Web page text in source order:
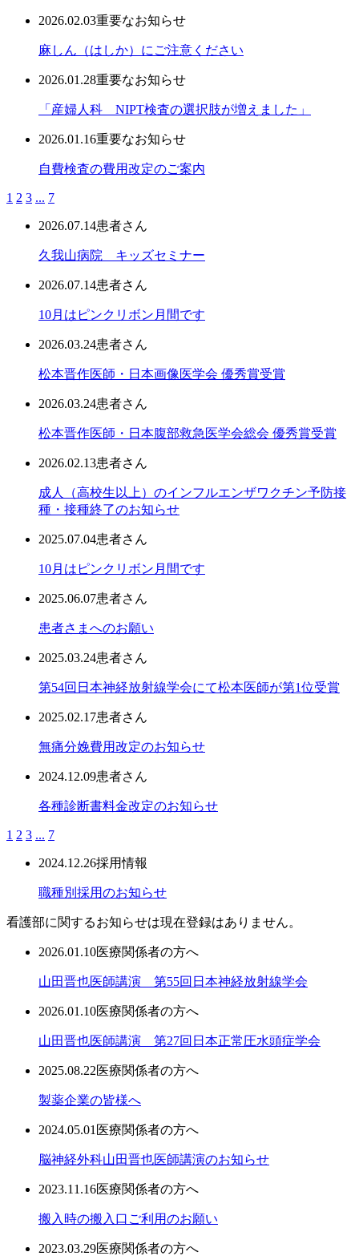
2026.02.03重要なお知らせ
麻しん（はしか）にご注意ください
2026.01.28重要なお知らせ
「産婦人科 NIPT検査の選択肢が増えました」
2026.01.16重要なお知らせ
自費検査の費用改定のご案内
1 2 3 ... 7
2026.07.14患者さん
久我山病院 キッズセミナー
2026.07.14患者さん
10月はピンクリボン月間です
2026.03.24患者さん
松本晋作医師・日本画像医学会 優秀賞受賞
2026.03.24患者さん
松本晋作医師・日本腹部救急医学会総会 優秀賞受賞
2026.02.13患者さん
成人（高校生以上）のインフルエンザワクチン予防接
種・接種終了のお知らせ
2025.07.04患者さん
10月はピンクリボン月間です
2025.06.07患者さん
患者さまへのお願い
2025.03.24患者さん
第54回日本神経放射線学会にて松本医師が第1位受賞
2025.02.17患者さん
無痛分娩費用改定のお知らせ
2024.12.09患者さん
各種診断書料金改定のお知らせ
1 2 3 ... 7
2024.12.26採用情報
職種別採用のお知らせ
看護部に関するお知らせは現在登録はありません。
2026.01.10医療関係者の方へ
山田晋也医師講演 第55回日本神経放射線学会
2026.01.10医療関係者の方へ
山田晋也医師講演 第27回日本正常圧水頭症学会
2025.08.22医療関係者の方へ
製薬企業の皆様へ
2024.05.01 医療関係者の方へ
脳神経外科山田晋也医師講演のお知らせ
2023.11.16医療関係者の方へ
搬入時の搬入口ご利用のお願い
2023.03.29医療関係者の方へ